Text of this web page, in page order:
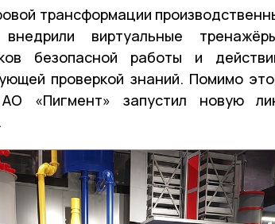
трансформации
виртуальные
безопасной работы и
проверкой знаний. Помимо
«Пигмент» запустил новую